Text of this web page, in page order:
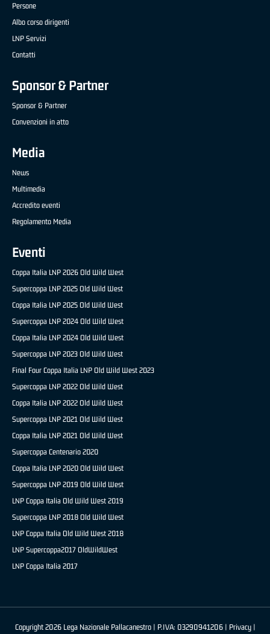
Persone
Albo corso dirigenti
LNP Servizi
Contatti
Sponsor & Partner
Sponsor & Partner
Convenzioni in atto
Media
News
Multimedia
Accredito eventi
Regolamento Media
Eventi
Coppa Italia LNP 2026 Old Wild West
Supercoppa LNP 2025 Old Wild West
Coppa Italia LNP 2025 Old Wild West
Supercoppa LNP 2024 Old Wild West
Coppa Italia LNP 2024 Old Wild West
Supercoppa LNP 2023 Old Wild West
Final Four Coppa Italia LNP Old Wild West 2023
Supercoppa LNP 2022 Old Wild West
Coppa Italia LNP 2022 Old Wild West
Supercoppa LNP 2021 Old Wild West
Coppa Italia LNP 2021 Old Wild West
Supercoppa Centenario 2020
Coppa Italia LNP 2020 Old Wild West
Supercoppa LNP 2019 Old Wild West
LNP Coppa Italia Old Wild West 2019
Supercoppa LNP 2018 Old Wild West
LNP Coppa Italia Old Wild West 2018
LNP Supercoppa2017 OldWildWest
LNP Coppa Italia 2017
Copyright 2026 Lega Nazionale Pallacanestro | P.IVA: 03290941206 | Privacy|